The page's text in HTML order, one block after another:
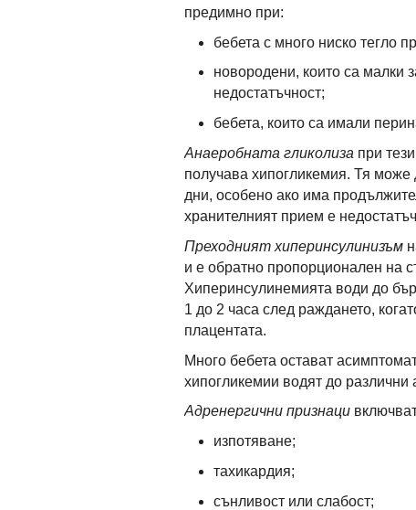
предимно при:
бебета с много ниско тегло
новородени, които са малки
недостатъчност;
бебета, които са имали
Анаеробната гликолиза при
получава хипогликемия. Тя
дни, особено ако има
хранителният прием е
Преходният хиперинсулинизъм
и е обратно пропорционален на
Хиперинсулинемията води до
1 до 2 часа след раждането,
плацентата.
Много бебета остават
хипогликемии водят до
Адренергични признаци
изпотяване;
тахикардия;
сънливост или слабост;